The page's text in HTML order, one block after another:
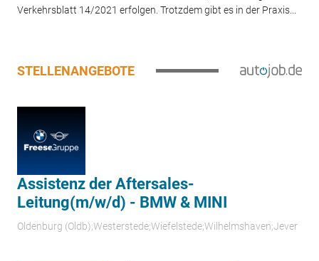
Verkehrsblatt 14/2021 erfolgen. Trotzdem gibt es in der Praxis...
STELLENANGEBOTE
Assistenz der Aftersales-
Leitung(m/w/d) - BMW & MINI
Oldenburg (Oldb);Westerstede;Wiefelstede;Wilhelmshaven;Jever